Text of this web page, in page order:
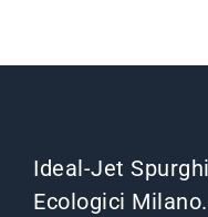
Ideal-Jet Spurghi
Ecologici Milano.